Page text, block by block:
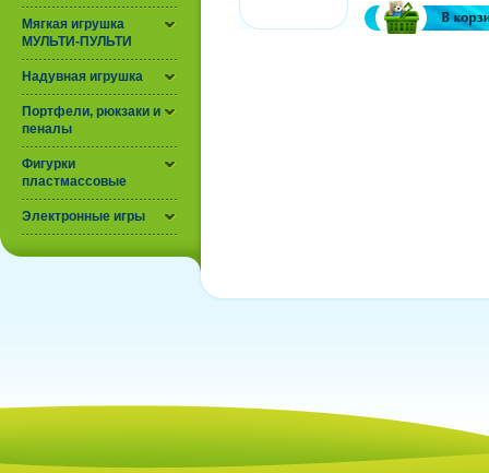
Мягкая игрушка
МУЛЬТИ-ПУЛЬТИ
Надувная игрушка
Портфели, рюкзаки и
пеналы
Фигурки
пластмассовые
Электронные игры
Chugginton...